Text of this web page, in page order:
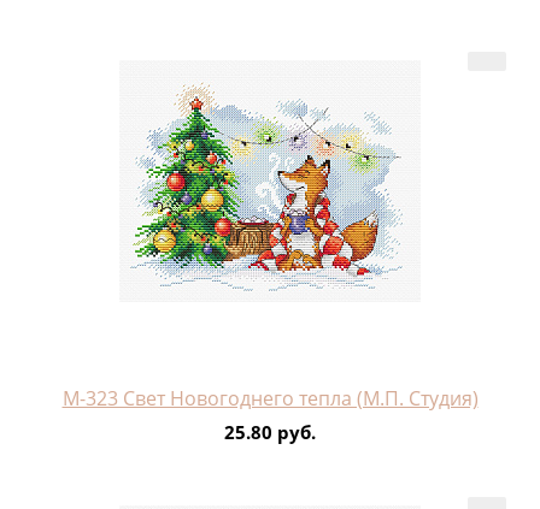
М-323 Свет Новогоднего тепла (М.П. Студия)
25.80 руб.